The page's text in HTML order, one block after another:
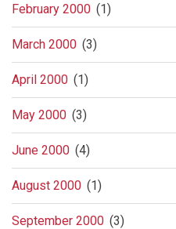
February 2000 (1)
March 2000 (3)
April 2000 (1)
May 2000 (3)
June 2000 (4)
August 2000 (1)
September 2000 (3)